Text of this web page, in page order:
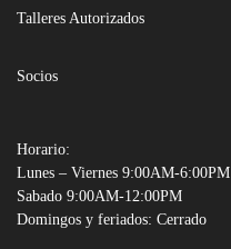
Talleres Autorizados
Socios
Horario:
Lunes – Viernes 9:00AM-6:00PM
Sabado 9:00AM-12:00PM
Domingos y feriados: Cerrado